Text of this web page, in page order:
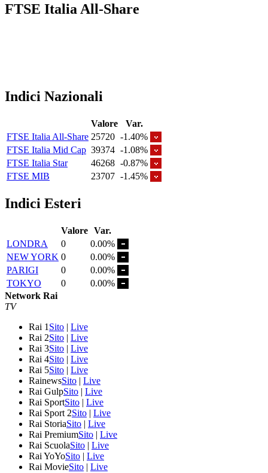
FTSE Italia All-Share
Indici Nazionali
Valore
Var.
FTSE Italia All-Share 25720 -1.40%
FTSE Italia Mid Cap 39374 -1.08%
FTSE Italia Star
46268 -0.87%
FTSE MIB
23707 -1.45%
Indici Esteri
Valore Var.
LONDRA
0
0.00%
NEW YORK 0
0.00%
PARIGI
0
0.00%
TOKYO
0
0.00%
Network Rai
TV
Rai 1 Sito | Live
Rai 2Sito | Live
Rai 3Sito | Live
Rai 4Sito | Live
Rai 5Sito | Live
RainewsSito | Live
Rai GulpSito | Live
Rai SportSito | Live
Rai Sport 2Sito | Live
Rai StoriaSito | Live
Rai PremiumSito | Live
Rai ScuolaSito | Live
Rai YoYoSito | Live
Rai MovieSito | Live